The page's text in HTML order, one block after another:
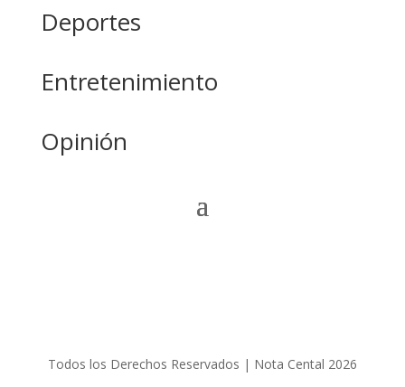
Deportes
Entretenimiento
Opinión
Todos los Derechos Reservados | Nota Cental 2026